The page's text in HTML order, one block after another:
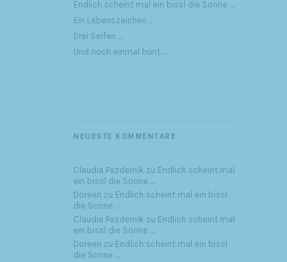
Endlich scheint mal ein bissl die Sonne …
Ein Lebenszeichen …
Drei Seifen …
Und noch einmal bunt …
NEUESTE KOMMENTARE
Claudia Pazdernik zu Endlich scheint mal
ein bissl die Sonne …
Doreen zu Endlich scheint mal ein bissl
die Sonne …
Claudia Pazdernik zu Endlich scheint mal
ein bissl die Sonne …
Doreen zu Endlich scheint mal ein bissl
die Sonne …